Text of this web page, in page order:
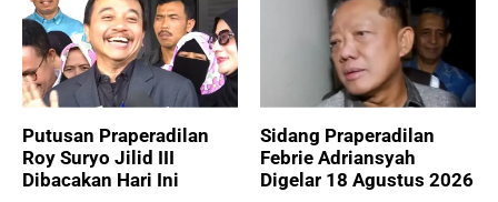
Putusan Praperadilan
Roy Suryo Jilid III
Dibacakan Hari Ini
Sidang Praperadilan
Febrie Adriansyah
Digelar 18 Agustus 2026